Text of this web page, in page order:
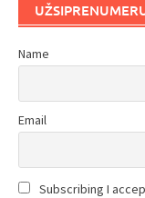
Name
Email
Subscribing I